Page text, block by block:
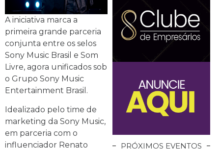
A iniciativa marca a
primeira grande parceria
conjunta entre os selos
Sony Music Brasil e Som
Livre, agora unificados sob
o Grupo Sony Music
Entertainment Brasil.
Idealizado pelo time de
marketing da Sony Music,
em parceria com o
influenciador Renato
PRÓXIMOS EVENTOS